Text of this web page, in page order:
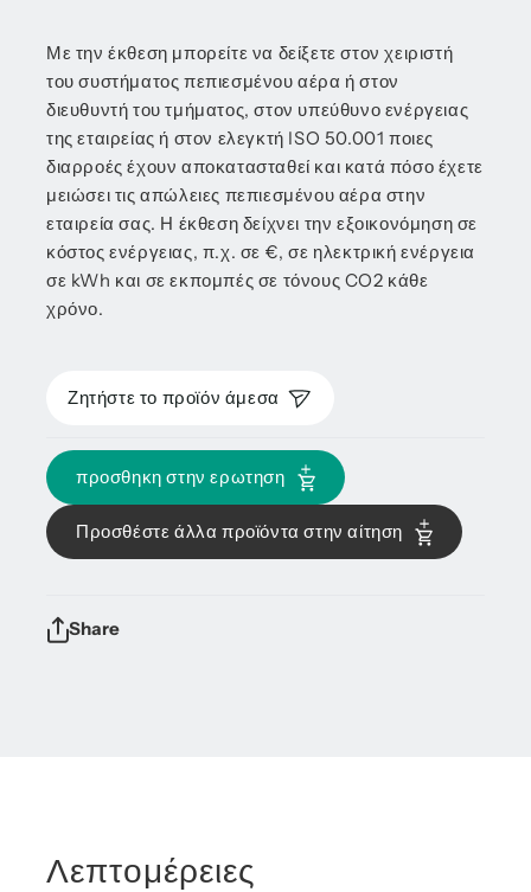
Με την έκθεση μπορείτε να δείξετε στον χειριστή
του συστήματος πεπιεσμένου αέρα ή στον
διευθυντή του τμήματος, στον υπεύθυνο ενέργειας
της εταιρείας ή στον ελεγκτή ISO 50.001 ποιες
διαρροές έχουν αποκατασταθεί και κατά πόσο έχετε
μειώσει τις απώλειες πεπιεσμένου αέρα στην
εταιρεία σας. Η έκθεση δείχνει την εξοικονόμηση σε
κόστος ενέργειας, π.χ. σε €, σε ηλεκτρική ενέργεια
σε kWh και σε εκπομπές σε τόνους CO2 κάθε
χρόνο.
Ζητήστε το προϊόν άμεσα
προσθηκη στην ερωτηση
Προσθέστε άλλα προϊόντα στην αίτηση
Share
Λεπτομέρειες